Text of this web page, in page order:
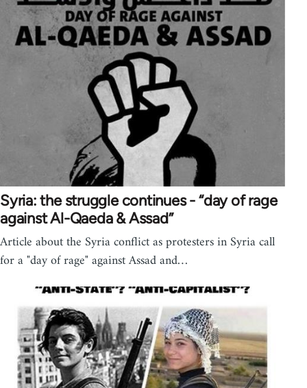
Syria: the struggle continues - “day of rage
against Al-Qaeda & Assad”
Article about the Syria conflict as protesters in Syria call
for a "day of rage" against Assad and…